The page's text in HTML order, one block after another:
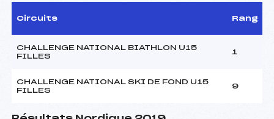
Circuits Rang
CHALLENGE NATIONAL BIATHLON U15
FILLES
1
CHALLENGE NATIONAL SKI DE FOND U15
FILLES
9